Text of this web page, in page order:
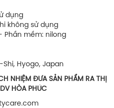
dụng
không sử dụng
Phần mềm: nilong
Hyogo, Japan
NHIỆM ĐƯA SẢN PHẨM RA THỊ
HÒA PHÚC